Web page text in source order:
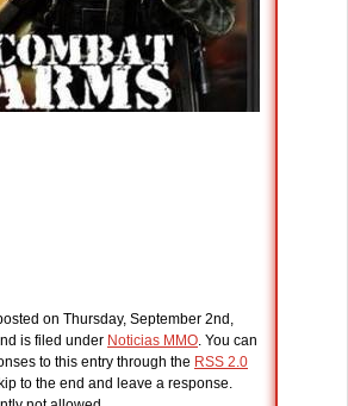
on Thursday, September 2nd,
is filed under Noticias MMO. You can
to this entry through the RSS 2.0
to the end and leave a response.